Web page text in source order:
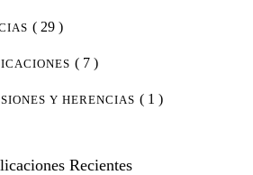
( 29 )
( 7 )
Y HERENCIAS ( 1 )
Recientes